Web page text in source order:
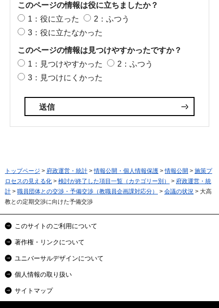
このページの情報は役に立ちましたか？
1：役に立った
2：ふつう
3：役に立たなかった
このページの情報は見つけやすかったですか？
1：見つけやすかった
2：ふつう
3：見つけにくかった
トップページ > 府政運営・統計 >情報公開・個人情報保護 >情報公開 > 施策プ
ロセスの見える化 > 検討が終了した項目一覧（カテゴリー別） > 府政運営・統
計 > 職員団体との交渉・予備交渉（教職員企画課対応分） > 会議の状況 > 大高
教との定期交渉に向けた予備交渉
このサイトのご利用について
著作権・リンクについて
ユニバーサルデザインについて
個人情報の取り扱い
サイトマップ